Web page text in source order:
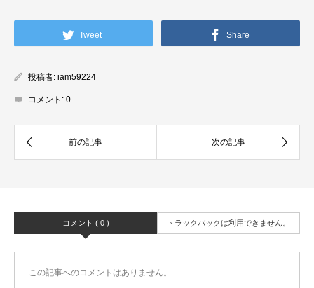
Tweet Share
投稿者: iam59224
コメント: 0
コメント ( 0 ) トラックバックは利用できません。
この記事へのコメントはありません。